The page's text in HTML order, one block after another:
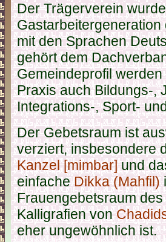
Der Trägerverein
mit den Sprachen
gehört dem
Gemeindeprofil
Praxis auch Bildungs-,
Integrations-, Sport-
Der Gebetsraum ist
verziert, insbesondere
Kanzel [mimbar]und
einfacheDikka (Mahfil)
Frauengebetsraum
Kalligrafien von
eher ungewöhnlich ist.